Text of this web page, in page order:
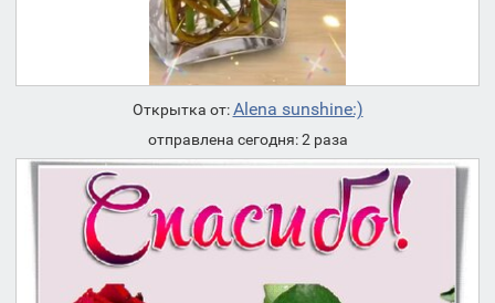
Открытка от:Alena sunshine:)
отправлена сегодня: 2 раза